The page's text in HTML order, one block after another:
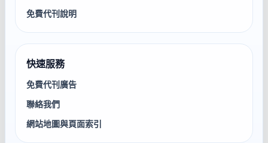
免費代刊說明
快速服務
免費代刊廣告
聯絡我們
網站地圖與頁面索引